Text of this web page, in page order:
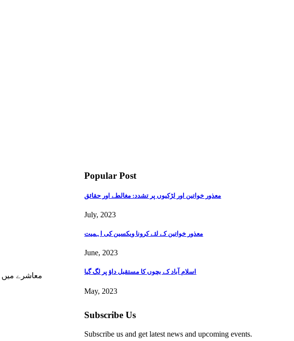
معاشرے میں
Popular Post
معذور خواتین اور لڑکیوں پر تشدد: مغالطے اور حقائق
July, 2023
معذور خواتین کے لئے کرونا ویکسین کی اہمیت
June, 2023
اسلام آباد کے بچوں کا مستقبل داؤ پر لگ گیا
May, 2023
Subscribe Us
Subscribe us and get latest news and upcoming events.